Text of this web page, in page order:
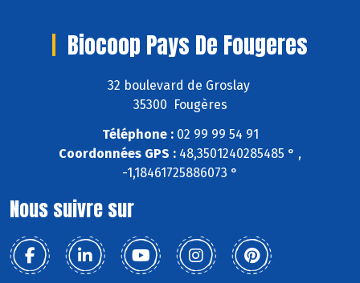
Biocoop Pays De Fougeres
32 boulevard de Groslay
35300 Fougères
Téléphone :02 99 99 54 91
Coordonnées GPS : 48,3501240285485 ° ,
-1,18461725886073 °
Nous suivre sur